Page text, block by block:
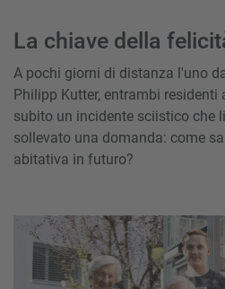
La chiave della
A pochi giorni di distanza l'uno
Philipp Kutter, entrambi residenti
subito un incidente sciistico che
sollevato una domanda: come
abitativa in futuro?